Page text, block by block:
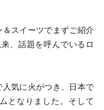
スイーツでまずご紹介
、話題を呼んでいるロ
気に火がつき、日本で
となりました。そして